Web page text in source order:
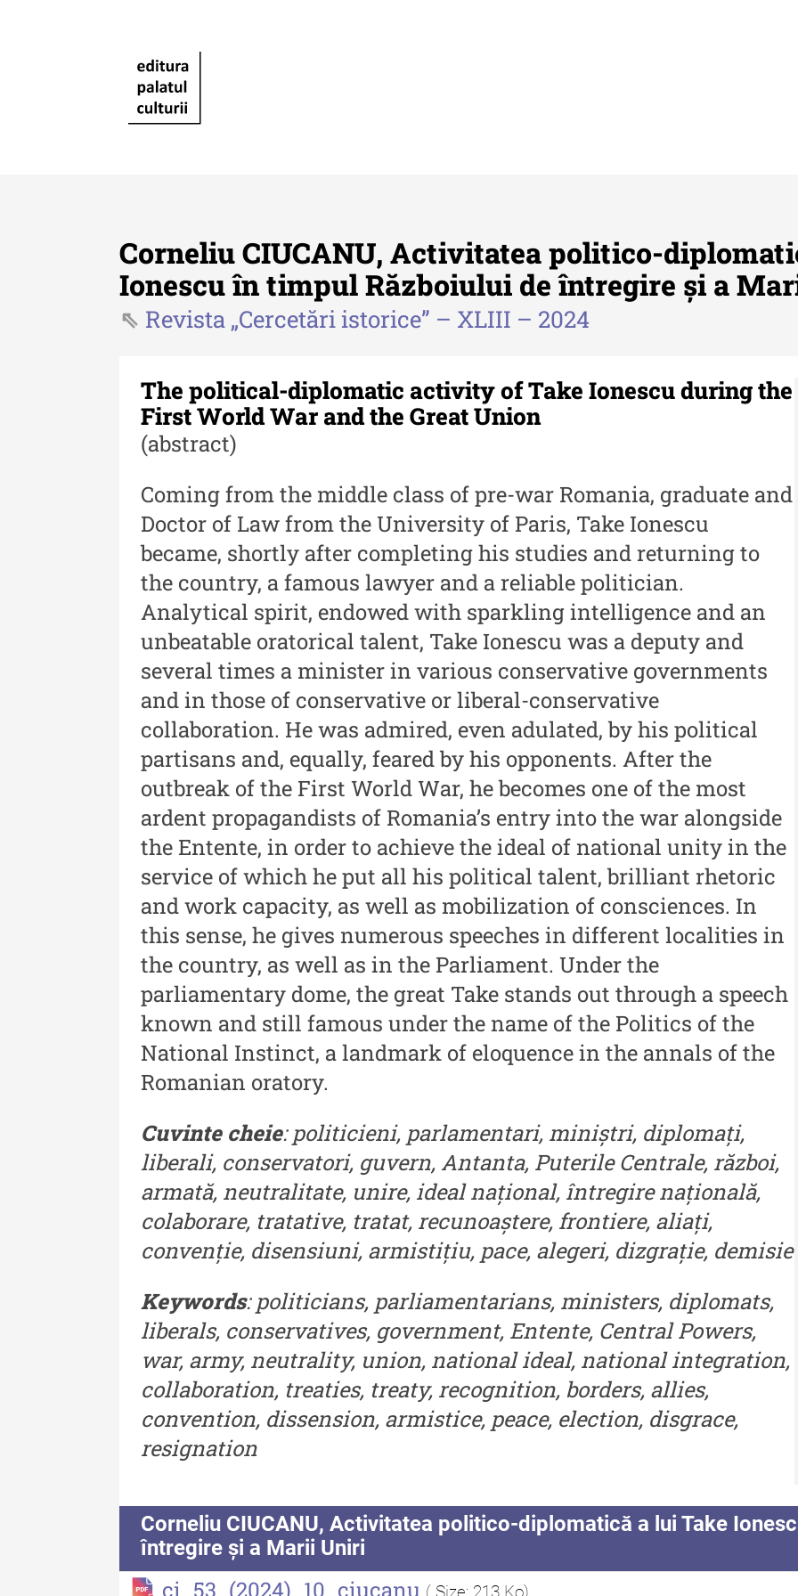
Revista "Cercetări istorice"
XLIV - 2025
Revista "Cercetări istorice" -
XLIII - 2024
Revista "Cercetări istorice" -
XLII - 2023
Indexul Complet
Buletinul ”Ioan Neculce” al Muzeului
Buletinul ”Ioan Neculce” al
Muzeului de Istorie a
Moldovei - XXIV / 2018
Muzeului de Istorie a
Moldovei - XXIII / 2017
Buletinul ”Ioan Neculce” al
Muzeului de Istorie a
Moldovei - XXII / 2016
Indexul Complet
al
Buletinul Muzeului Științei și
Tehnicii ”Ștefan Procopiu”
Buletinul Muzeului Științei
și Tehnicii ”Ștefan Procopiu”
- An XV / Nr. 15 / 2021
Buletinul Muzeului Științei
și Tehnicii ”Ștefan Procopiu”
- An XIV / Nr. 14 / 2020
Buletinul Muzeului Științei
și Tehnicii ”Ștefan Procopiu”
- An XII / Nr. 13 / 2019
Indexul Complet
Buletinul Centrului de Cercetare și
Conservare-Restaurare a
Patrimoniului
Buletinul Centrului de
Cercetare și Conservare-
Restaurare a Patrimoniului -
2021
Buletinul Centrului de
Cercetare și Conservare-
Restaurare a Patrimoniului -
2020
Buletinul Centrului de
Cercetare și Conservare-
Restaurare a Patrimoniului -
Indexul Complet
Acta Pangratia
Acta Pangratia I (2023)
Acta Pangratia III (2025)
Indexul Complet
Alte publicatii, cataloage, volume de
autor
Indexul Complet
Corneliu CIUCANU, Activitatea politico-
Ionescu în timpul Războiului de întregire și a
Revista „Cercetări istorice” – XLIII – 2024
The political-diplomatic activity of Take Ionescu during the
First World War and the Great Union
(abstract)
Coming from the middle class of pre-war Romania, graduate and
Doctor of Law from the University of Paris, Take Ionescu
became, shortly after completing his studies and returning to
the country, a famous lawyer and a reliable politician.
Analytical spirit, endowed with sparkling intelligence and an
unbeatable oratorical talent, Take Ionescu was a deputy and
several times a minister in various conservative governments
and in those of conservative or liberal-conservative
collaboration. He was admired, even adulated, by his political
partisans and, equally, feared by his opponents. After the
outbreak of the First World War, he becomes one of the most
ardent propagandists of Romania’s entry into the war alongside
the Entente, in order to achieve the ideal of national unity in the
service of which he put all his political talent, brilliant rhetoric
and work capacity, as well as mobilization of consciences. In
this sense, he gives numerous speeches in different localities in
the country, as well as in the Parliament. Under the
parliamentary dome, the great Take stands out through a speech
known and still famous under the name of the Politics of the
National Instinct, a landmark of eloquence in the annals of the
Romanian oratory.
Cuvinte cheie: politicieni, parlamentari, miniștri, diplomați,
liberali, conservatori, guvern, Antanta, Puterile Centrale, război,
armată, neutralitate, unire, ideal național, întregire națională,
colaborare, tratative, tratat, recunoaștere, frontiere, aliați,
convenție, disensiuni, armistițiu, pace, alegeri, dizgrație, demisie
Keywords: politicians, parliamentarians, ministers, diplomats,
liberals, conservatives, government, Entente, Central Powers,
war, army, neutrality, union, national ideal, national integration,
collaboration, treaties, treaty, recognition, borders, allies,
convention, dissension, armistice, peace, election, disgrace,
resignation
Corneliu CIUCANU, Activitatea politico-diplomatică a lui Take
întregire și a Marii Uniri
ci_53_(2024)_10_ciucanu